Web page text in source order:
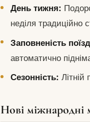
День тижня:
неділя традиційно
Заповненість
автоматично
Сезонність:
Нові міжнародні